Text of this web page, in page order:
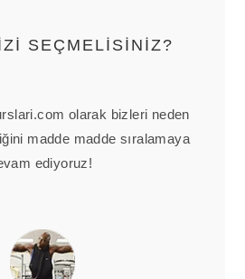
SEÇMELİSİNİZ?
olarak bizleri neden
madde madde sıralamaya
ediyoruz!